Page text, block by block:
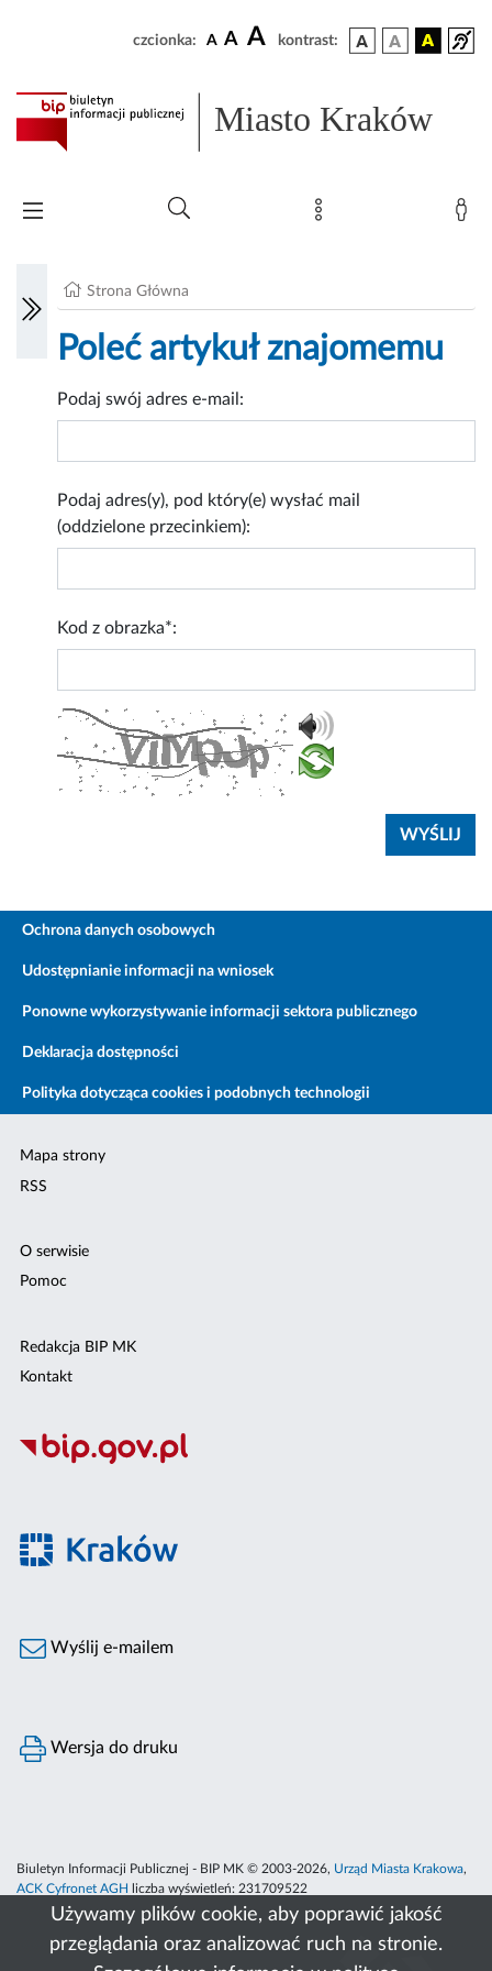
Używamy plików cookie, aby poprawić jakość
przeglądania oraz analizować ruch na stronie.
czcionka: A A A kontrast:
Miasto Kraków
Strona Główna
Poleć artykuł znajomemu
Podaj swój adres e-mail:
Podaj adres(y), pod który(e) wysłać mail
(oddzielone przecinkiem):
Kod z obrazka*:
Ochrona danych osobowych
Udostępnianie informacji na wniosek
Ponowne wykorzystywanie informacji sektora publicznego
Deklaracja dostępności
Polityka dotycząca cookies i podobnych technologii
Mapa strony
RSS
O serwisie
Pomoc
Redakcja BIP MK
Kontakt
Wyślij e-mailem
Wersja do druku
Biuletyn Informacji Publicznej - BIP MK © 2003-2026, Urząd Miasta Krakowa,
ACK Cyfronet AGH
liczba wyświetleń: 231709522